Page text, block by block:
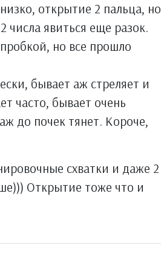
открытие 2 пальца, но
числа явиться еще разок.
но все прошло
бывает аж стреляет и
часто, бывает очень
до почек тянет. Короче,
схватки и даже 2
Открытие тоже что и